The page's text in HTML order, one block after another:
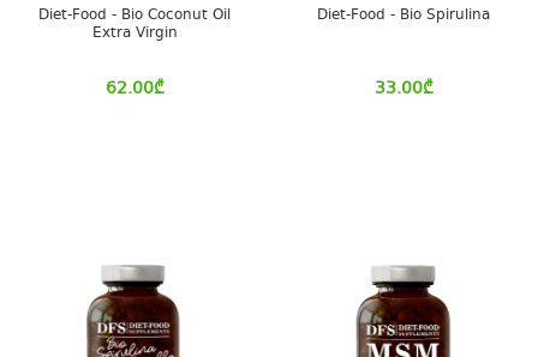
Diet-Food - Bio Coconut Oil
Extra Virgin
62.00₾
Diet-Food - Bio Spirulina
33.00₾